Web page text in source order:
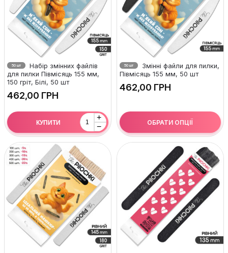
50 шт
Набір змінних файлів
для пилки Півмісяць 155 мм,
150 гріт, Білі, 50 шт
ГРН
+
−
КУПИТИ
50 шт
Змінні файли для пилки,
Півмісяць 155 мм, 50 шт
ГРН
ОБРАТИ ОПЦІЇ